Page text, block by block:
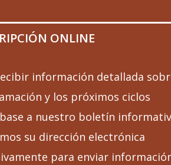
ONLINE
información detallada
y los próximos ciclos
a nuestro boletín
su dirección electrónica
para enviar